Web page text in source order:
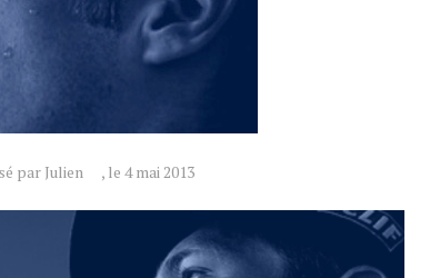
par Julien , le 4 mai 2013